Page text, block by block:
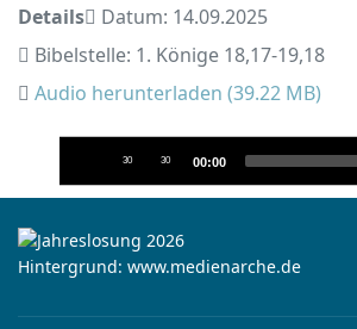
Details
Datum: 14.09.2025
Bibelstelle: 1. Könige 18,17-19,18
Audio herunterladen (39.22 MB)
Player
30 30 00:00
Hintergrund: www.medienarche.de